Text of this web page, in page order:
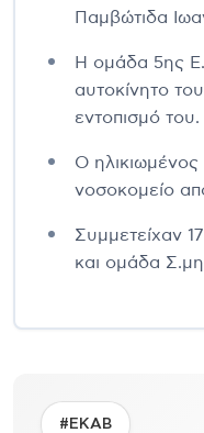
Παμβώτιδα
Η ομάδα 5ης
αυτοκίνητο
εντοπισμό του.
Ο
νοσοκομείο
Συμμετείχαν
και ομάδα
#ΕΚΑΒ